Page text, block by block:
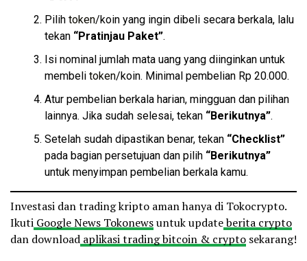
Pilih token/koin yang ingin dibeli secara berkala, lalu
tekan “Pratinjau Paket”.
Isi nominal jumlah mata uang yang diinginkan untuk
membeli token/koin. Minimal pembelian Rp 20.000.
Atur pembelian berkala harian, mingguan dan pilihan
lainnya. Jika sudah selesai, tekan “Berikutnya”.
Setelah sudah dipastikan benar, tekan “Checklist”
pada bagian persetujuan dan pilih “Berikutnya”
untuk menyimpan pembelian berkala kamu.
Investasi dan trading kripto aman hanya di Tokocrypto.
Ikuti Google News Tokonewsuntuk updateberita crypto
dan download aplikasi trading bitcoin & crypto sekarang!